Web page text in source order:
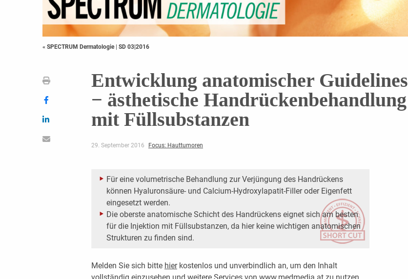
« SPECTRUM Dermatologie | SD 03|2016
Entwicklung anatomischer Guidelines
− ästhetische Handrückenbehandlung
mit Füllsubstanzen
29. September 2016 Focus: Hauttumoren
Für eine volumetrische Behandlung zur Verjüngung des Handrückens
können Hyaluronsäure- und Calcium-Hydroxylapatit-Filler oder Eigenfett
eingesetzt werden.
Die oberste anatomische Schicht des Handrückens eignet sich am besten
für die Injektion mit Füllsubstanzen, da hier keine wichtigen anatomischen
Strukturen zu finden sind.
Melden Sie sich bitte hierkostenlos und unverbindlich an, um den Inhalt